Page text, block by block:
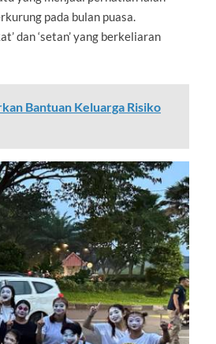
pada bulan puasa.
dan ‘setan’ yang berkeliaran
Bantuan Keluarga Risiko